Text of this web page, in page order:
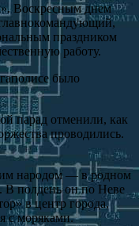
Воскресным днем
праздником
работу.
было
парад отменили, как
проводились.
народом — в родном
В полдень он по Неве
в центр города,
с моряками.